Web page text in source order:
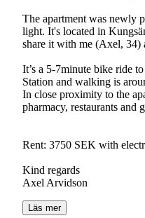
The apartment was newly
light. It's located in
share it with me (Axel, 34)
It’s a 5-7minute bike ride
Station and walking is
In close proximity to the
pharmacy, restaurants and
Rent: 3750 SEK with
Kind regards
Läs mer